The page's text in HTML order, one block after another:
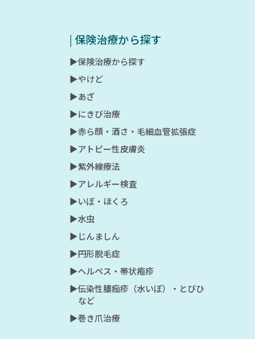
| 保険治療から探す
▶︎保険治療から探す
▶︎やけど
▶︎あざ
▶︎にきび治療
▶︎赤ら顔・酒さ・毛細血管拡張症
▶︎アトピー性皮膚炎
▶︎紫外線療法
▶︎アレルギー検査
▶︎いぼ・ほくろ
▶︎水虫
▶︎じんましん
▶︎円形脱毛症
▶︎ヘルペス・帯状疱疹
▶︎伝染性膿痂疹（水いぼ）・とびひ
など
▶︎巻き爪治療